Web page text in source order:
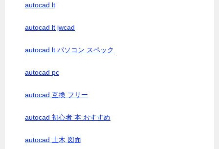
autocad lt
autocad lt jwcad
autocad lt パソコン スペック
autocad pc
autocad 互換 フリー
autocad 初心者 本 おすすめ
autocad 土木 図面